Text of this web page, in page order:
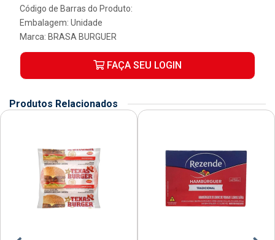
Código de Barras do Produto:
Embalagem: Unidade
Marca: BRASA BURGUER
FAÇA SEU LOGIN
Produtos Relacionados